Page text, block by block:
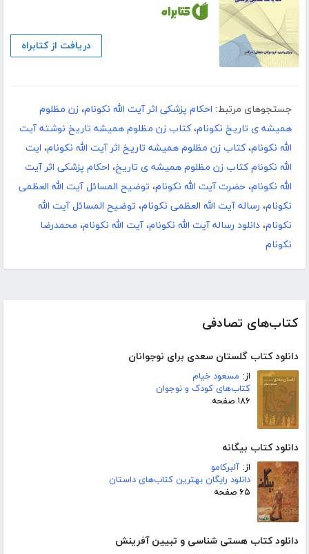
کتاب‌های تصادفی
دانلود کتاب گلستان سعدی برای نوجوانان
از: مسعود خیام
کتاب‌های کودک و نوجوان
۱۸۶ صفحه
دانلود کتاب بیگانه
از: آلبرکامو
دانلود رایگان بهترین کتاب‌های داستان
۶۵ صفحه
دانلود کتاب هستی شناسی و تبیین آفرینش
دریافت از کتابراه
جستجوهای مرتبط: احکام پزشکی اثر آیت الله نکونام، زن مظلوم
همیشه ی تاریخ نکونام،کتاب زن مظلوم همیشه تاریخ نوشته آیت
الله نکونام،کتاب زن مظلوم همیشه تاریخ اثر آیت الله نکونام، ایت
الله نکونام کتاب زن مظلوم همیشه ی تاریخ، احکام پزشکی اثر آیت
الله نکونام، حضرت آیت الله نکونام، توضیح المسائل آیت الله العظمی
نکونام، رساله آیت الله العظمی نکونام، توضیح المسائل آیت الله
نکونام، دانلود رساله آیت الله نکونام،آیت الله نکونام، محمدرضا
نکونام